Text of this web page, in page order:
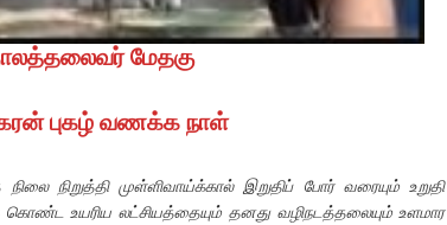
மேதகு
புகழ் வணக்க நாள்
நிறுத்தி முள்ளிவாய்க்கால் இறுதிப் போர் வரையும் உறுதி
கொண்ட உயரிய லட்சியத்தையும் தனது வழிநடத்தலையும் உளமார